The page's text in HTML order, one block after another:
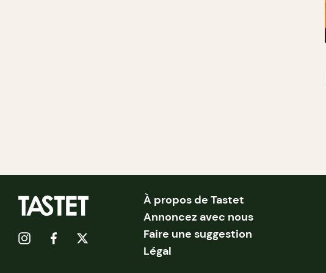
À propos de Tastet
Annoncez avec nous
Faire une suggestion
Légal